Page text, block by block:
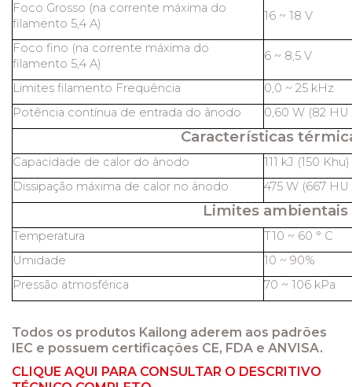
Foco Grosso (na corrente máxima do
filamento 5,4 A)
16 ~ 18 V
Foco fino (na corrente máxima do
filamento 5,4 A)
6 ~ 8,5 V
Limites filamento Frequência
0,0 ~ 25 kHz
Potência contínua de entrada do ânodo
0,60 W (82 HU
Características
Capacidade de calor do ânodo
111 kJ (150 Khu)
Dissipação máxima de calor no ânodo
475 W (667 HU
Limites ambientais
Temperatura
T10 ~ 60 ° C
Umidade
10 ~ 90%
Pressão atmosférica
70 ~ 106 kPa
Todos os produtos Kailong aderem aos padrões
IEC e possuem certificações CE, FDA e ANVISA.
CLIQUE AQUI PARA CONSULTAR O DESCRITIVO